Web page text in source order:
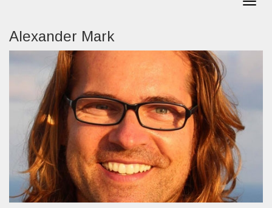
Alexander Mark